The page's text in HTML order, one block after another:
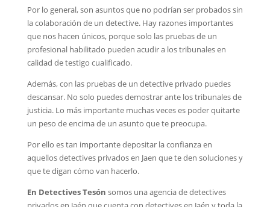
Por lo general, son asuntos que no podrían ser probados sin
la colaboración de un detective. Hay razones importantes
que nos hacen únicos, porque solo las pruebas de un
profesional habilitado pueden acudir a los tribunales en
calidad de testigo cualificado.
Además, con las pruebas de un detective privado puedes
descansar. No solo puedes demostrar ante los tribunales de
justicia. Lo más importante muchas veces es poder quitarte
un peso de encima de un asunto que te preocupa.
Por ello es tan importante depositar la confianza en
aquellos detectives privados en Jaen que te den soluciones y
que te digan cómo van hacerlo.
En Detectives Tesón somos una agencia de detectives